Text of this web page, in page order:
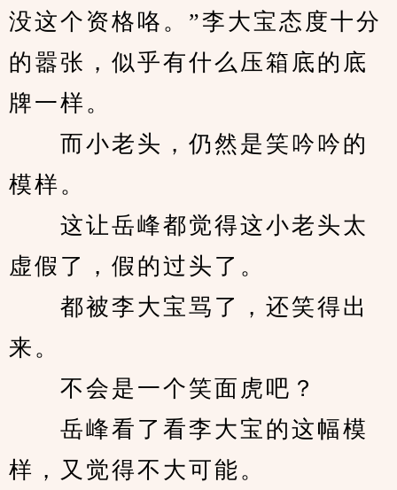
没这个资格咯。”李大宝态度十分
的嚣张，似乎有什么压箱底的底
牌一样。
而小老头，仍然是笑吟吟的
模样。
这让岳峰都觉得这小老头太
虚假了，假的过头了。
都被李大宝骂了，还笑得出
来。
不会是一个笑面虎吧？
岳峰看了看李大宝的这幅模
样，又觉得不大可能。